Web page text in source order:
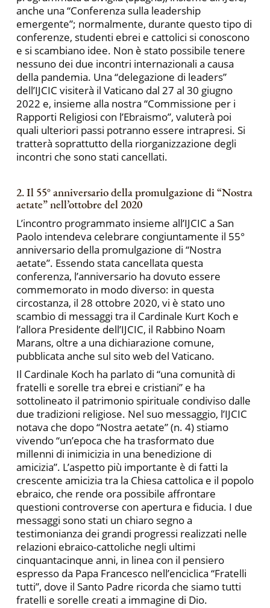
anche una “Conferenza sulla leadership
emergente”; normalmente, durante questo tipo di
conferenze, studenti ebrei e cattolici si conoscono
e si scambiano idee. Non è stato possibile tenere
nessuno dei due incontri internazionali a causa
della pandemia. Una “delegazione di leaders”
dell’IJCIC visiterà il Vaticano dal 27 al 30 giugno
2022 e, insieme alla nostra “Commissione per i
Rapporti Religiosi con l’Ebraismo”, valuterà poi
quali ulteriori passi potranno essere intrapresi. Si
tratterà soprattutto della riorganizzazione degli
incontri che sono stati cancellati.
2. Il 55° anniversario della promulgazione di “Nostra
aetate” nell’ottobre del 2020
L’incontro programmato insieme all’IJCIC a San
Paolo intendeva celebrare congiuntamente il 55°
anniversario della promulgazione di “Nostra
aetate”. Essendo stata cancellata questa
conferenza, l’anniversario ha dovuto essere
commemorato in modo diverso: in questa
circostanza, il 28 ottobre 2020, vi è stato uno
scambio di messaggi tra il Cardinale Kurt Koch e
l’allora Presidente dell’IJCIC, il Rabbino Noam
Marans, oltre a una dichiarazione comune,
pubblicata anche sul sito web del Vaticano.
Il Cardinale Koch ha parlato di “una comunità di
fratelli e sorelle tra ebrei e cristiani” e ha
sottolineato il patrimonio spirituale condiviso dalle
due tradizioni religiose. Nel suo messaggio, l’IJCIC
notava che dopo “Nostra aetate” (n. 4) stiamo
vivendo “un’epoca che ha trasformato due
millenni di inimicizia in una benedizione di
amicizia”. L’aspetto più importante è di fatti la
crescente amicizia tra la Chiesa cattolica e il popolo
ebraico, che rende ora possibile affrontare
questioni controverse con apertura e fiducia. I due
messaggi sono stati un chiaro segno a
testimonianza dei grandi progressi realizzati nelle
relazioni ebraico-cattoliche negli ultimi
cinquantacinque anni, in linea con il pensiero
espresso da Papa Francesco nell’enciclica “Fratelli
tutti”, dove il Santo Padre ricorda che siamo tutti
fratelli e sorelle creati a immagine di Dio.